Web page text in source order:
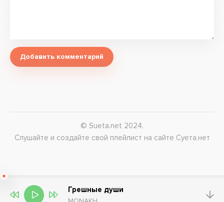
Добавить комментарий
© Sueta.net 2024.
Слушайте и создайте свой плейлист на сайте Суета.нет
Грешные души